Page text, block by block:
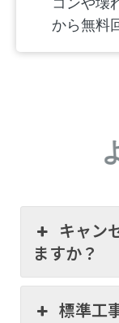
から無料
キャン
ますか？
標準工